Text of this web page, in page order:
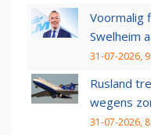
Voormalig
Swelheim
31-07-2026,
Rusland
wegens
31-07-2026,